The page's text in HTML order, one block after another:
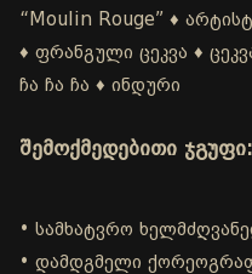
“Moulin Rouge” ♦
♦ ფრანგული ცეკვა ♦
ჩა ჩა ჩა ♦ ინდური
შემოქმედებითი ჯგუფი:
• სამხატვრო
• დამდგმელი